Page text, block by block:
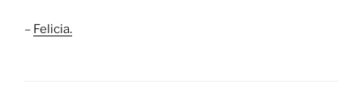
– Felicia.